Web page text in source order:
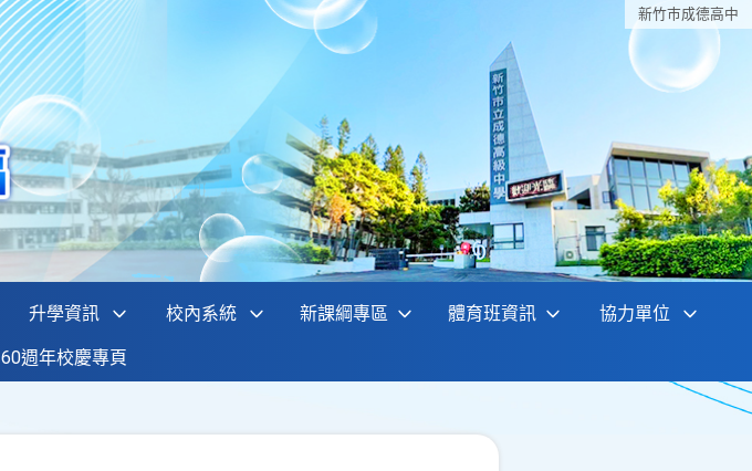
新竹巿成德高中
升學資訊 校內系統 新課綱專區 體育班資訊 協力單位
60週年校慶專頁